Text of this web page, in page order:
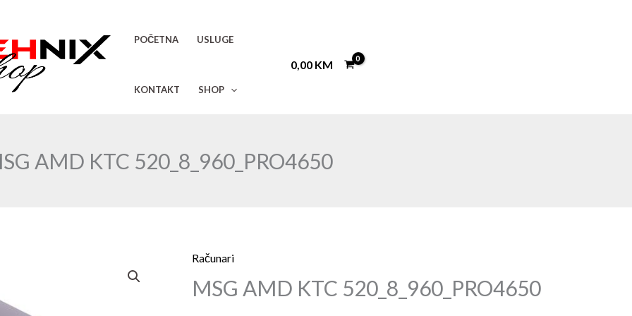
POČETNA USLUGE
KONTAKT SHOP
0,00 KM
AMD KTC 520_8_960_PRO4650
Računari
MSG AMD KTC 520_8_960_PRO4650
MSG
AMD